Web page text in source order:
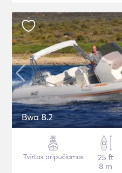
Bwa 8.2
Tvirtas pripučiamas
25 ft
8 m